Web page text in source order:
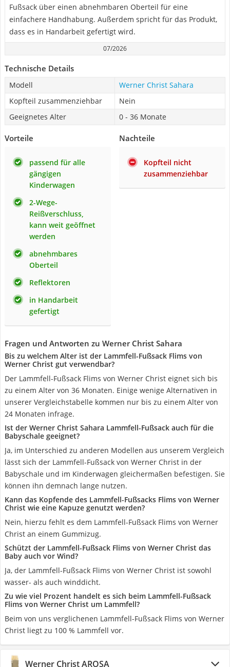
Fußsack über einen abnehmbaren Oberteil für eine
einfachere Handhabung. Außerdem spricht für das Produkt,
dass es in Handarbeit gefertigt wird.
07/2026
Technische Details
Modell
Werner Christ Sahara
Kopfteil zusammenziehbar
Nein
Geeignetes Alter
0 - 36 Monate
Vorteile
passend für alle
gängigen
Kinderwagen
2-Wege-
Reißverschluss,
kann weit geöffnet
werden
abnehmbares
Oberteil
Reflektoren
in Handarbeit
gefertigt
Nachteile
Kopfteil nicht
zusammenziehbar
Fragen und Antworten zu Werner Christ Sahara
Bis zu welchem Alter ist der Lammfell-Fußsack Flims von
Werner Christ gut verwendbar?
Der Lammfell-Fußsack Flims von Werner Christ eignet sich bis
zu einem Alter von 36 Monaten. Einige wenige Alternativen in
unserer Vergleichstabelle kommen nur bis zu einem Alter von
24 Monaten infrage.
Ist der Werner Christ Sahara Lammfell-Fußsack auch für die
Babyschale geeignet?
Ja, im Unterschied zu anderen Modellen aus unserem Vergleich
lässt sich der Lammfell-Fußsack von Werner Christ in der
Babyschale und im Kinderwagen gleichermaßen befestigen. Sie
können ihn demnach lange nutzen.
Kann das Kopfende des Lammfell-Fußsacks Flims von Werner
Christ wie eine Kapuze genutzt werden?
Nein, hierzu fehlt es dem Lammfell-Fußsack Flims von Werner
Christ an einem Gummizug.
Schützt der Lammfell-Fußsack Flims von Werner Christ das
Baby auch vor Wind?
Ja, der Lammfell-Fußsack Flims von Werner Christ ist sowohl
wasser- als auch winddicht.
Zu wie viel Prozent handelt es sich beim Lammfell-Fußsack
Flims von Werner Christ um Lammfell?
Beim von uns verglichenen Lammfell-Fußsack Flims von Werner
Christ liegt zu 100 % Lammfell vor.
Werner Christ AROSA